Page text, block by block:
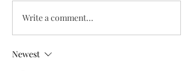
Write a comment...
Newest